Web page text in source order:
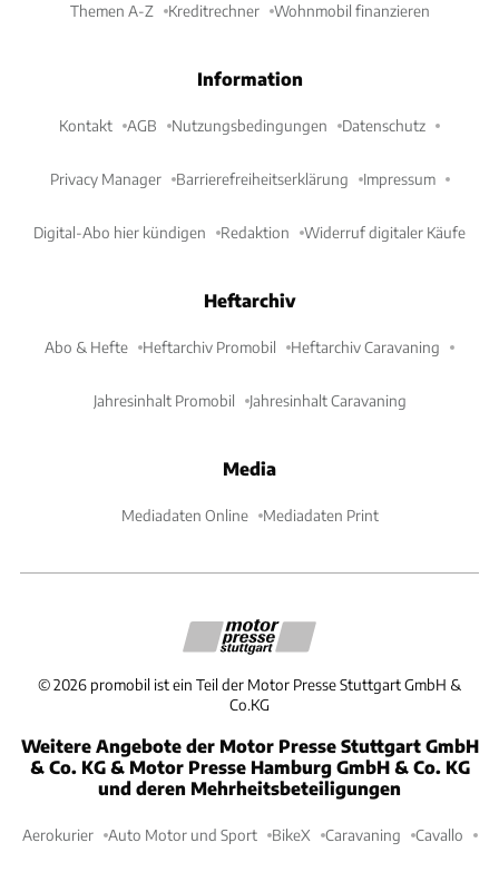
Themen A-Z Kreditrechner Wohnmobil finanzieren
Information
Kontakt AGB Nutzungsbedingungen Datenschutz
Privacy Manager Barrierefreiheitserklärung Impressum
Digital-Abo hier kündigen Redaktion Widerruf digitaler Käufe
Heftarchiv
Abo & Hefte Heftarchiv Promobil Heftarchiv Caravaning
Jahresinhalt Promobil Jahresinhalt Caravaning
Media
Mediadaten Online Mediadaten Print
©2026 promobil ist ein Teil der Motor Presse Stuttgart GmbH &
Co.KG
Weitere Angebote der Motor Presse Stuttgart GmbH
& Co. KG & Motor Presse Hamburg GmbH & Co. KG
und deren Mehrheitsbeteiligungen
Aerokurier Auto Motor und Sport BikeX Caravaning Cavallo